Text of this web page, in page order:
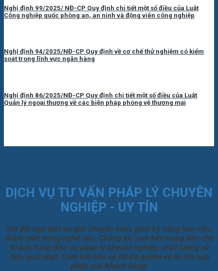
Nghị định 99/2025/ NĐ-CP Quy định chi tiết một số điều của Luật
Công nghiệp quốc phòng an, an ninh và động viên công nghiệp
Nghị định 94/2025/NĐ-CP Quy định về cơ chế thử nghiệm có kiểm
soát trong lĩnh vực ngân hàng
Nghị định 86/2025/NĐ-CP Quy định chi tiết một số điều của Luật
Quản lý ngoại thương về các biện pháp phòng vệ thương mại
DỊCH VỤ TƯ VẤN PHÁP LÝ CHUYÊN
NGHIỆP - UY TÍN
Với đội ngũ luật sư giỏi chuyên môn, giàu kỹ năng làm việc,
thâm niên trong nghề cao, Chúng tôi cam kết mang đến cho
khách hàng dịch vụ pháp lý chuyên nghiệp, chất lượng và
hiệu quả nhất. Cam kết bảo vệ tối đa quyền và lợi ích hợp
pháp của Khách hàng.